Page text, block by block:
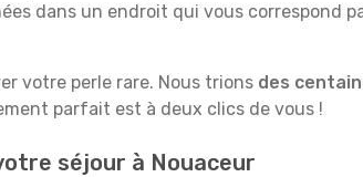
dans un endroit qui vous correspond
votre perle rare. Nous trions des
parfait est à deux clics de vous !
séjour à Nouaceur